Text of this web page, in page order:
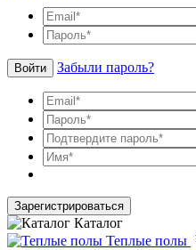
Войти Забыли пароль?
Зарегистрироваться
Каталог
Теплые полы